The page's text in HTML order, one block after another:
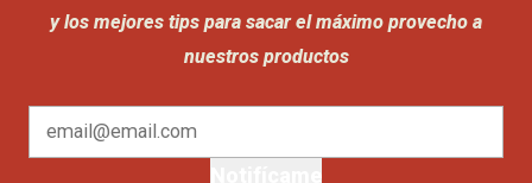
y los mejores tips para sacar el máximo provecho a
nuestros productos